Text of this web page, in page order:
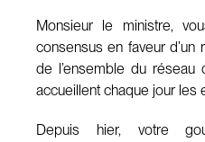
Monsieur le ministre,
consensus en faveur d’un
de l’ensemble du
accueillent chaque jour les
Depuis hier, votre